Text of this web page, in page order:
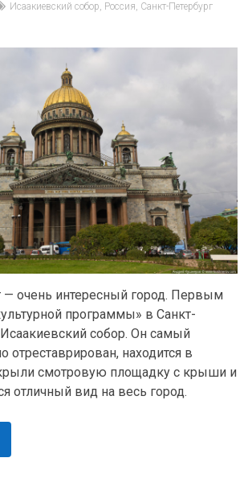
Исаакиевский собор, Россия, Санкт-Петербург
— очень интересный город. Первым
программы» в Санкт-
собор. Он самый
отреставрирован, находится в
смотровую площадку с крыши и
отличный вид на весь город.